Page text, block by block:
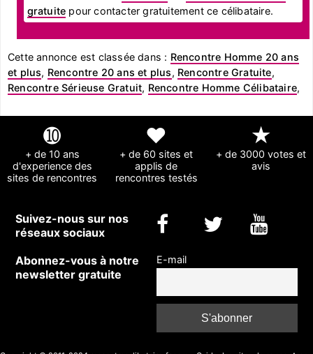
gratuite pour contacter gratuitement ce célibataire.
Cette annonce est classée dans : Rencontre Homme 20 ans
et plus, Rencontre 20 ans et plus, Rencontre Gratuite,
Rencontre Sérieuse Gratuit, Rencontre Homme Célibataire,
➓
+ de 10 ans
d'experience des
sites de rencontres
❤
+ de 60 sites et
applis de
rencontres testés
★
+ de 3000 votes et
avis
Suivez-nous sur nos
réseaux sociaux
Abonnez-vous à notre
newsletter gratuite
E-mail